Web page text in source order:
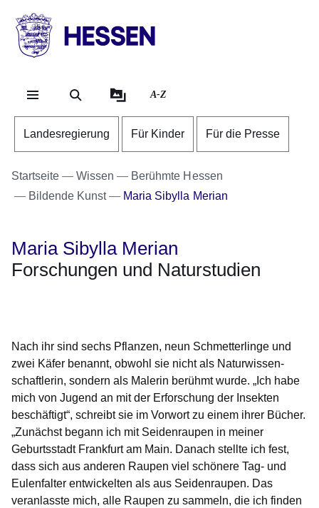
HESSEN
Landesregierung
A-Z
Landesregierung Für Kinder Für die Presse
Startseite Wissen
Berühmte Hessen
Bildende Kunst
Maria Sibylla Merian
Maria Sibylla Merian
Forschungen und Naturstudien
Nach ihr sind sechs Pflanzen, neun Schmetterlinge und
zwei Käfer benannt, obwohl sie nicht als Naturwissen­
schaftlerin, sondern als Malerin berühmt wurde. „Ich habe
mich von Jugend an mit der Erfor­schung der Insekten
beschäftigt“, schreibt sie im Vorwort zu einem ihrer Bücher.
„Zunächst begann ich mit Seiden­raupen in meiner
Geburtsstadt Frankfurt am Main. Danach stellte ich fest,
dass sich aus anderen Raupen viel schönere Tag- und
Eulenfalter entwickelten als aus Seidenraupen. Das
veranlasste mich, alle Raupen zu sammeln, die ich finden